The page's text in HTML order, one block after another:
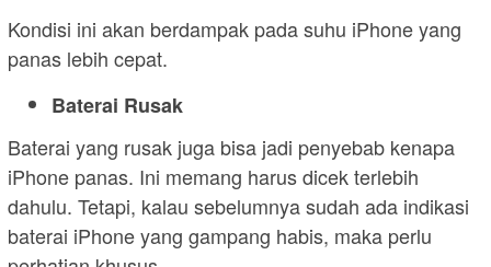
Kondisi ini akan berdampak pada suhu iPhone yang
panas lebih cepat.
Baterai Rusak
Baterai yang rusak juga bisa jadi penyebab kenapa
iPhone panas. Ini memang harus dicek terlebih
dahulu. Tetapi, kalau sebelumnya sudah ada indikasi
baterai iPhone yang gampang habis, maka perlu